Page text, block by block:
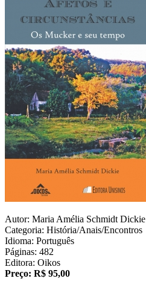
Autor: Maria Amélia Schmidt Dickie
Categoria: História/Anais/Encontros
Idioma: Português
Páginas: 482
Editora: Oikos
Preço: R$ 95,00